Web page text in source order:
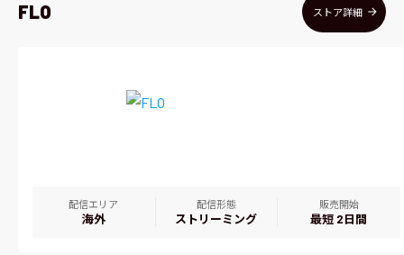
FLO ストア詳細
配信エリア
海外
配信形態
ストリーミング
販売開始
最短 2日間